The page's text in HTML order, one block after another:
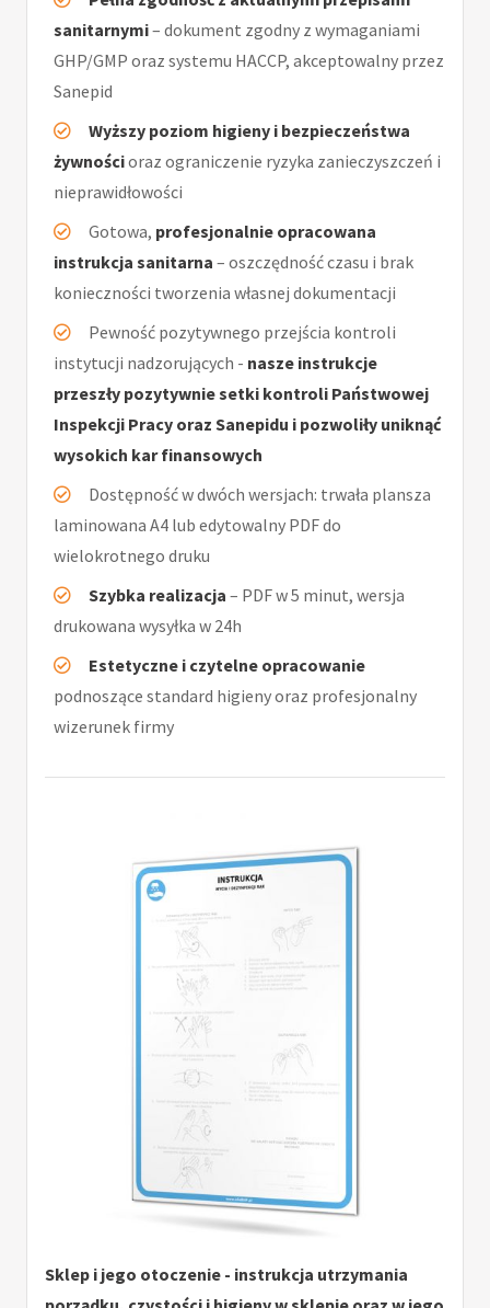
sanitarnymi– dokument zgodny z wymaganiami
GHP/GMP oraz systemu HACCP, akceptowalny przez
Sanepid
Wyższy poziom higieny i bezpieczeństwa
żywnościoraz ograniczenie ryzyka zanieczyszczeń i
nieprawidłowości
Gotowa, profesjonalnie opracowana
instrukcja sanitarna – oszczędność czasu i brak
konieczności tworzenia własnej dokumentacji
Pewność pozytywnego przejścia kontroli
instytucji nadzorujących - nasze instrukcje
przeszły pozytywnie setki kontroli Państwowej
Inspekcji Pracy oraz Sanepidu i pozwoliły uniknąć
wysokich kar finansowych
Dostępność w dwóch wersjach: trwała plansza
laminowana A4 lub edytowalny PDF do
wielokrotnego druku
Szybka realizacja – PDF w 5 minut, wersja
drukowana wysyłka w 24h
Estetyczne i czytelne opracowanie
podnoszące standard higieny oraz profesjonalny
wizerunek firmy
Sklep i jego otoczenie - instrukcja utrzymania